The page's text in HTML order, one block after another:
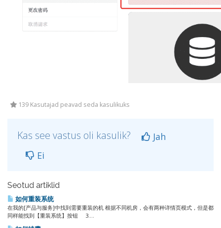
139 Kasutajad peavad seda kasulikuks
Kas see vastus oli kasulik?
Jah
Ei
Seotud artiklid
如何重装系统
在我的[产品与服务]中找到需要重装的机 根据不同机房，会有两种详情页模式，但是都
同样能找到【重装系统】按钮 3....